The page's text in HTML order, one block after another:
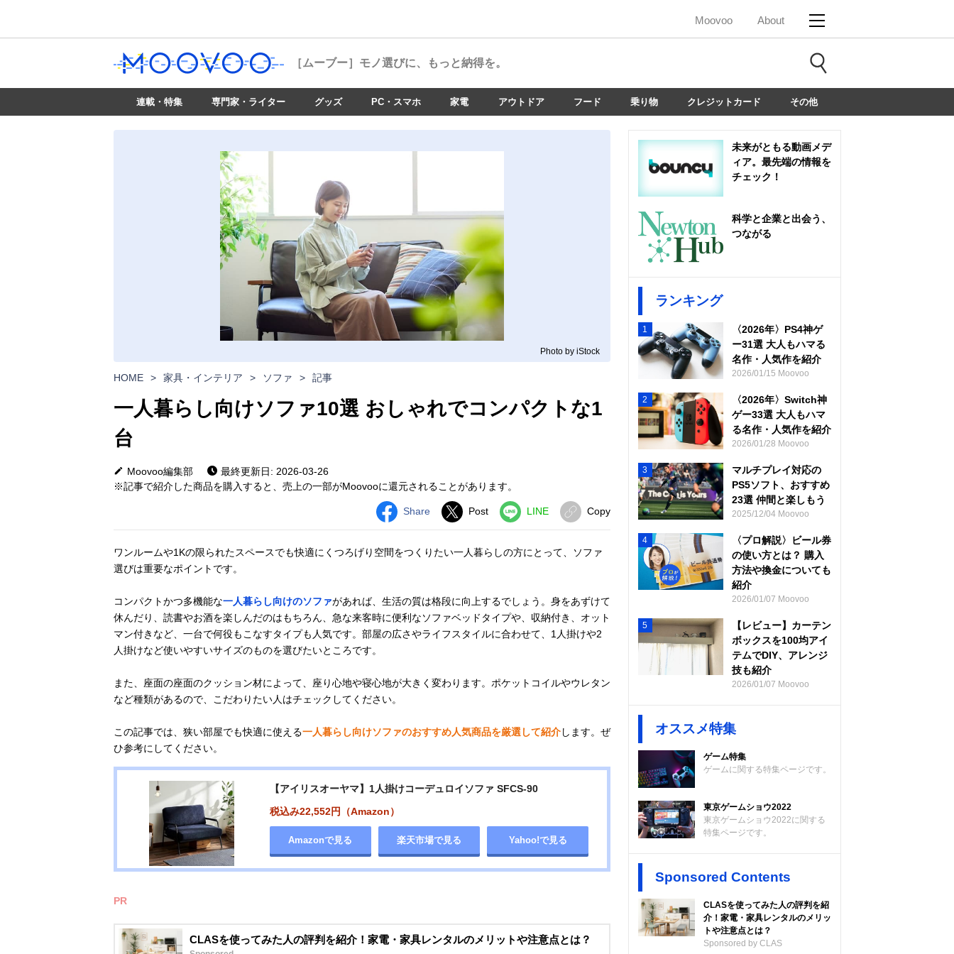
Moovoo About
［ムーブー］ モノ選びに、もっと納得を。
連載・特集 専門家・ライター グッズ PC・スマホ 家電 アウトドア フード 乗り物 クレジットカード その他
Photo by iStock
HOME > 家具・インテリア > ソファ > 記事
一人暮らし向けソファ10選 おしゃれでコンパクトな1
台
Moovoo編集部
最終更新日: 2026-03-26
※記事で紹介した商品を購入すると、売上の一部がMoovooに還元されることがあります。
Share Post LINE Copy
ワンルームや1Kの限られたスペースでも快適にくつろげり空間をつくりたい一人暮らしの方にとって、ソファ
選びは重要なポイントです。
コンパクトかつ多機能な一人暮らし向けのソファがあれば、生活の質は格段に向上するでしょう。身をあずけて
休んだり、読書やお酒を楽しんだのはもちろん、急な来客時に便利なソファベッドタイプや、収納付き、オット
マン付きなど、一台で何役もこなすタイプも人気です。部屋の広さやライフスタイルに合わせて、1人掛けや2
人掛けなど使いやすいサイズのものを選びたいところです。
また、座面の座面のクッション材によって、座り心地や寝心地が大きく変わります。ポケットコイルやウレタン
など種類があるので、こだわりたい人はチェックしてください。
この記事では、狭い部屋でも快適に使える一人暮らし向けソファのおすすめ人気商品を厳選して紹介します。ぜ
ひ参考にしてください。
【アイリスオーヤマ】1人掛けコーデュロイソファ SFCS-90
税込み22,552円（Amazon）
Amazonで見る 楽天市場で見る Yahoo!で見る
PR
CLASを使ってみた人の評判を紹介！家電・家具レンタルのメリットや注意点とは？
未来がともる動画メデ
ィア。最先端の情報を
チェック！
科学と企業と出会う、
つながる
ランキング
1
〈2026年〉PS4神ゲ
ー31選 大人もハマる
名作・人気作を紹介
2026/01/15 Moovoo
2
〈2026年〉Switch神
ゲー33選 大人もハマ
る名作・人気作を紹介
2026/01/28 Moovoo
3
マルチプレイ対応の
PS5ソフト、おすすめ
23選 仲間と楽しもう
2025/12/04 Moovoo
4
〈プロ解説〉ビール券
の使い方とは？ 購入
方法や換金についても
紹介
2026/01/07 Moovoo
5
【レビュー】カーテン
ボックスを100均アイ
テムでDIY、アレンジ
技も紹介
2026/01/07 Moovoo
オススメ特集
ゲーム特集
ゲームに関する特集ページです。
東京ゲームショウ2022
東京ゲームショウ2022に関する
特集ページです。
Sponsored Contents
CLASを使ってみた人の評判を紹
介！家電・家具レンタルのメリッ
トや注意点とは？
Sponsored by CLAS